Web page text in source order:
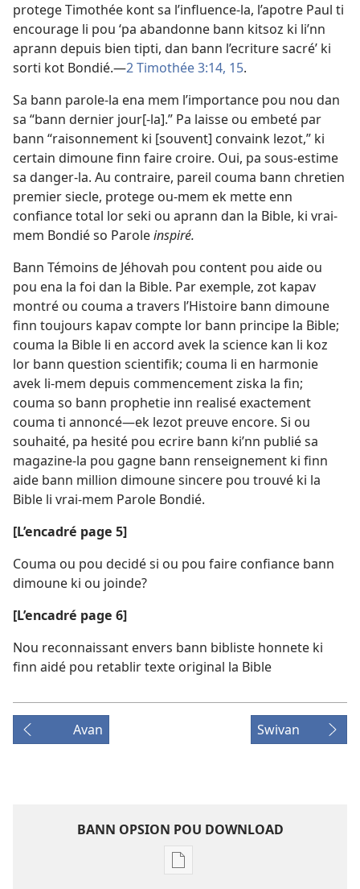
protege Timothée kont sa l’influence-la, l’apotre Paul ti
encourage li pou ‘pa abandonne bann kitsoz ki li’nn
aprann depuis bien tipti, dan bann l’ecriture sacré’ ki
sorti kot Bondié.—2 Timothée 3:14, 15.
Sa bann parole-la ena mem l’importance pou nou dan
sa “bann dernier jour[-la].” Pa laisse ou embeté par
bann “raisonnement ki [souvent] convaink lezot,” ki
certain dimoune finn faire croire. Oui, pa sous-estime
sa danger-la. Au contraire, pareil couma bann chretien
premier siecle, protege ou-mem ek mette enn
confiance total lor seki ou aprann dan la Bible, ki vrai-
mem Bondié so Paroleinspiré.
Bann Témoins de Jéhovah pou content pou aide ou
pou ena la foi dan la Bible. Par exemple, zot kapav
montré ou couma a travers l’Histoire bann dimoune
finn toujours kapav compte lor bann principe la Bible;
couma la Bible li en accord avek la science kan li koz
lor bann question scientifik; couma li en harmonie
avek li-mem depuis commencement ziska la fin;
couma so bann prophetie inn realisé exactement
couma ti annoncé—ek lezot preuve encore. Si ou
souhaité, pa hesité pou ecrire bann ki’nn publié sa
magazine-la pou gagne bann renseignement ki finn
aide bann million dimoune sincere pou trouvé ki la
Bible li vrai-mem Parole Bondié.
[L’encadré page 5]
Couma ou pou decidé si ou pou faire confiance bann
dimoune ki ou joinde?
[L’encadré page 6]
Nou reconnaissant envers bann bibliste honnete ki
finn aidé pou retablir texte original la Bible
Avan Swivan
BANN OPSION POU DOWNLOAD
Bann